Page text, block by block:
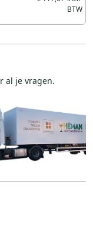
al je vragen.